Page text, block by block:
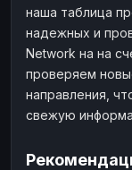
наша таблица
надежных и
Network на на
проверяем
направления,
свежую